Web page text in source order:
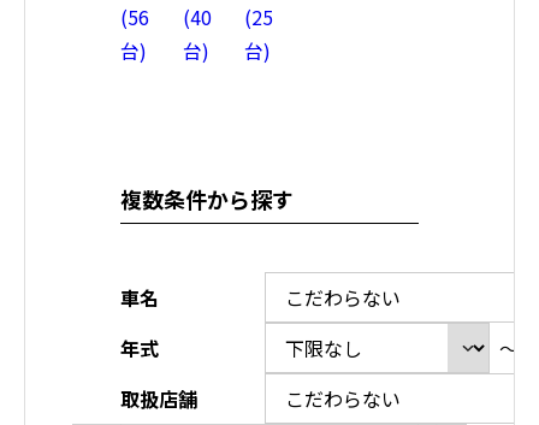
56
台
40
台
25
台
複数条件から探す
車名
年式
～
取扱店舗